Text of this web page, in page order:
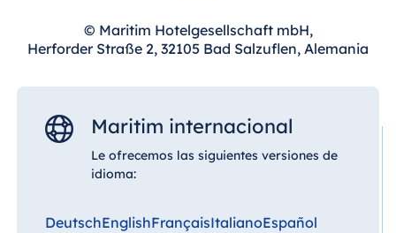
© Maritim Hotelgesellschaft mbH,
Herforder Straße 2, 32105 Bad Salzuflen, Alemania
Maritim internacional
Le ofrecemos las siguientes versiones de
idioma:
DeutschEnglishFrançaisItalianoEspañol